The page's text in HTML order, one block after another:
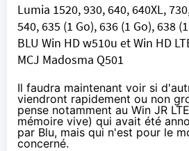
Lumia 1520, 930, 640, 640XL,
540, 635 (1 Go), 636 (1 Go), 638
BLU Win HD w510u et Win HD
MCJ Madosma Q501
Il faudra maintenant voir si
viendront rapidement ou non
pense notamment au Win JR
mémoire vive) qui avait été
par Blu, mais qui n'est pour le
concerné.